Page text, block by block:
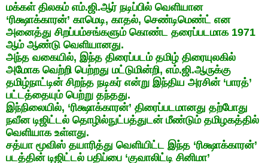
மக்கள் திலகம் எம்.ஜி.ஆர் நடிப்பில் வெளியான
‘ரிக்ஷாக்காரன்’ காமெடி, காதல், செண்டிமெண்ட் என
அனைத்து சிறப்பம்சங்களும் கொண்ட தரைப்படமாக 1971
ஆம் ஆண்டு வெளியானது.
அந்த வகையில், இந்த திரைப்படம் தமிழ் திரையுலகில்
அமோக வெற்றி பெற்றது மட்டுமின்றி, எம்.ஜி.ஆருக்கு
தமிழ்நாட்டின் சிறந்த நடிகர் என்று இந்திய அரசின் ‘பாரத்’
பட்டத்தையும் பெற்று தந்தது.
இந்நிலையில், ‘ரிக்ஷாக்காரன்’ திரைப்படமானது தற்போது
நவீன டிஜிட்டல் தொழில்நுட்பத்துடன் மீண்டும் தமிழகத்தில்
வெளியாக உள்ளது.
சத்யா மூவிஸ் தயாரித்து வெளியிட்ட இந்த ‘ரிக்ஷாக்காரன்’
படத்தின் டிஜிட்டல் பதிப்பை ‘குவாலிட்டி சினிமா’